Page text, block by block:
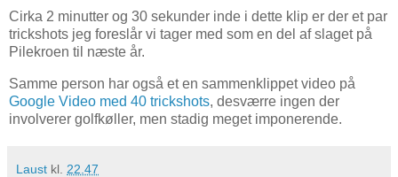
Cirka 2 minutter og 30 sekunder inde i dette klip er der et par
trickshots jeg foreslår vi tager med som en del af slaget på
Pilekroen til næste år.
Samme person har også et en sammenklippet video på
Google Video med 40 trickshots, desværre ingen der
involverer golfkøller, men stadig meget imponerende.
Laust kl. 22.47